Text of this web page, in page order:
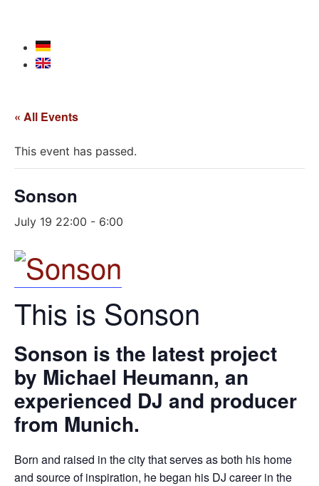
« All Events
This event has passed.
Sonson
July 19 22:00 - 6:00
This is Sonson
Sonson is the latest project
by Michael Heumann, an
experienced DJ and producer
from Munich.
Born and raised in the city that serves as both his home
and source of inspiration, he began his DJ career in the